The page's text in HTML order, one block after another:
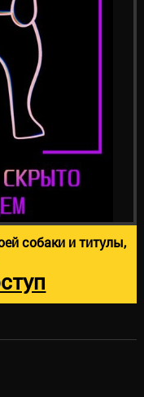
собаки и титулы,